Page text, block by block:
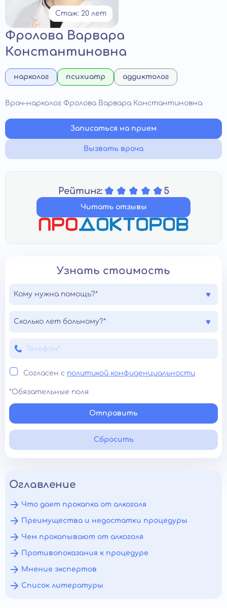
Стаж: 20 лет
Фролова Варвара
Константиновна
нарколог психиатр аддиктолог
Врач-нарколог Фролова Варвара Константиновна
Записаться на прием
Вызвать врача
Рейтинг: 5
Читать отзывы
Узнать стоимость
Кому нужна помощь?*
Сколько лет больному?*
Согласен с политикой конфиденциальности
*Обязательные поля
Отправить
Сбросить
Оглавление
Что дает прокапка от алкоголя
Преимущества и недостатки процедуры
Чем прокапывают от алкоголя
Противопоказания к процедуре
Мнение экспертов
Список литературы